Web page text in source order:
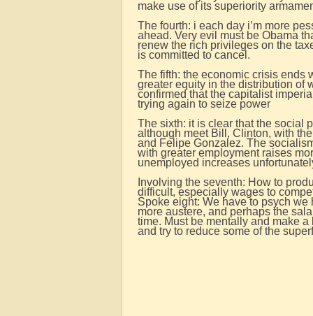
make use of its superiority
The fourth: i each day i’m more
ahead. Very evil must be Obama
renew the rich privileges on the
is committed to cancel.
The fifth: the economic crisis ends
greater equity in the distribution of
confirmed that the capitalist
trying again to seize power
The sixth: it is clear that the social
although meet Bill, Clinton, with
and Felipe Gonzalez. The
with greater employment raises
unemployed increases
Involving the seventh: How to
difficult, especially wages to
Spoke eight: We have to psych
more austere, and perhaps the
time. Must be mentally and make
and try to reduce some of the